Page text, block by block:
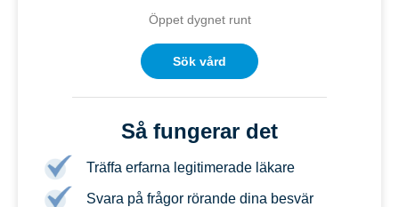
Öppet dygnet runt
Sök vård
Så fungerar det
Träffa erfarna legitimerade läkare
Svara på frågor rörande dina besvär